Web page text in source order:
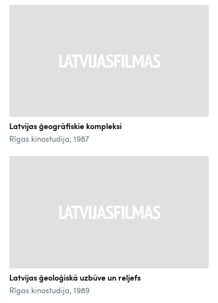
Latvijas ģeogrāfiskie kompleksi
Rīgas kinostudija, 1987
Latvijas ģeoloģiskā uzbūve un reljefs
Rīgas kinostudija, 1989